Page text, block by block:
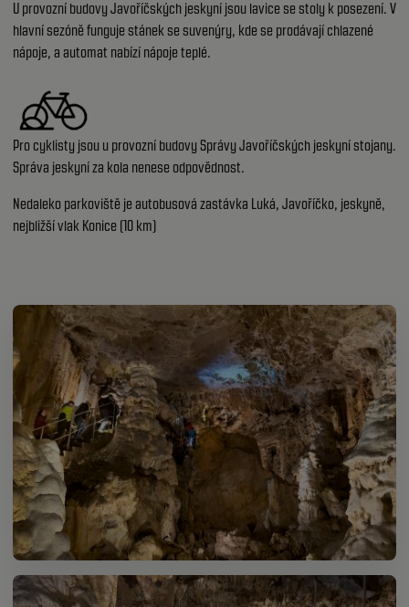
U provozní budovy Javoříčských jeskyní jsou lavice se stoly k posezení. V
hlavní sezóně funguje stánek se suvenýry, kde se prodávají chlazené
nápoje, a automat nabízí nápoje teplé.
Pro cyklisty jsou u provozní budovy Správy Javoříčských jeskyní stojany.
Správa jeskyní za kola nenese odpovědnost.
Nedaleko parkoviště je autobusová zastávka Luká, Javoříčko, jeskyně,
nejbližší vlak Konice (10 km)